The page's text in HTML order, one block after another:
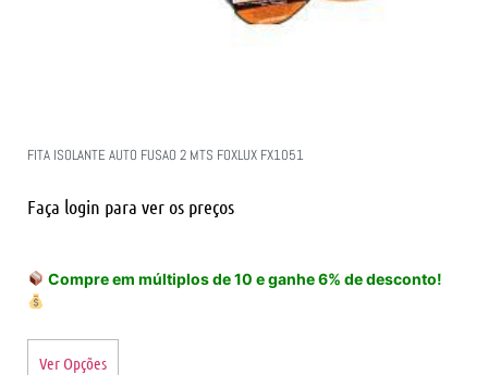
FITA ISOLANTE AUTO FUSAO 2 MTS FOXLUX FX1051
Faça login para ver os preços
Compre em múltiplos de 10 e ganhe 6% de desconto!
Ver Opções